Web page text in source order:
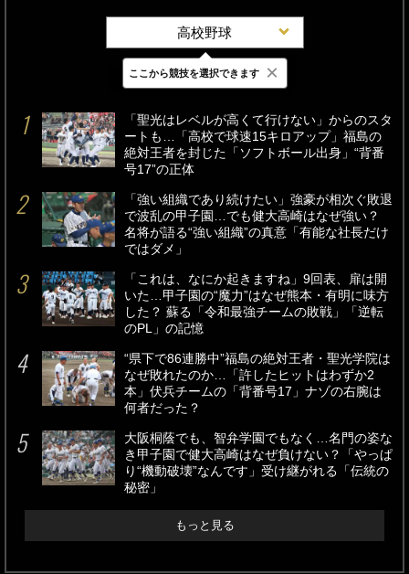
高校野球
最新 24時間 週間
「聖光はレベルが高くて行けない」からのスタ
ートも…「高校で球速15キロアップ」福島の
絶対王者を封じた「ソフトボール出身」“背番
号17”の正体
「強い組織であり続けたい」強豪が相次ぐ敗退
で波乱の甲子園…でも健大高崎はなぜ強い？
名将が語る“強い組織”の真意「有能な社長だけ
ではダメ」
「これは、なにか起きますね」9回表、扉は開
いた…甲子園の“魔力”はなぜ熊本・有明に味方
した？ 蘇る「令和最強チームの敗戦」「逆転
のPL」の記憶
“県下で86連勝中”福島の絶対王者・聖光学院は
なぜ敗れたのか…「許したヒットはわずか2
本」伏兵チームの「背番号17」ナゾの右腕は
何者だった？
大阪桐蔭でも、智弁学園でもなく…名門の姿な
き甲子園で健大高崎はなぜ負けない？「やっぱ
り“機動破壊”なんです」受け継がれる「伝統の
秘密」
もっと見る
ここから競技を選択できます ×